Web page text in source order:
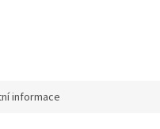
informace